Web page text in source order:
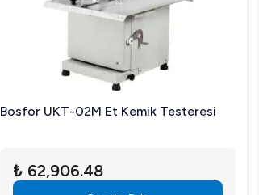
Bosfor UKT-02M Et Kemik Testeresi
₺ 62,906.48